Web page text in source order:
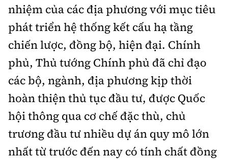
nhiệm của các địa phương với mục tiêu
phát triển hệ thống kết cấu hạ tầng
chiến lược, đồng bộ, hiện đại. Chính
phủ, Thủ tướng Chính phủ đã chỉ đạo
các bộ, ngành, địa phương kịp thời
hoàn thiện thủ tục đầu tư, được Quốc
hội thông qua cơ chế đặc thù, chủ
trương đầu tư nhiều dự án quy mô lớn
nhất từ trước đến nay có tính chất đồng